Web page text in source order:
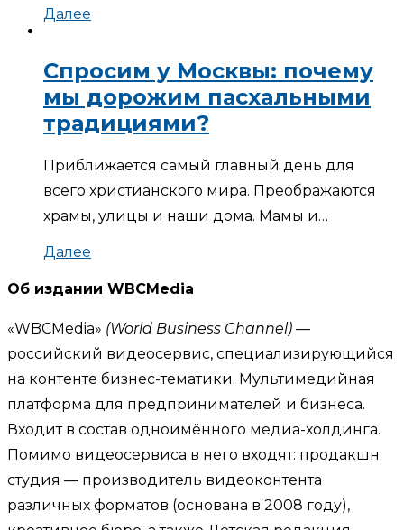
Далее
Спросим у Москвы: почему
мы дорожим пасхальными
традициями?
Приближается самый главный день для
всего христианского мира. Преображаются
храмы, улицы и наши дома. Мамы и…
Далее
Об издании WBCMedia
«WBCMedia» (World Business Channel) —
российский видеосервис, специализирующийся
на контенте бизнес-тематики. Мультимедийная
платформа для предпринимателей и бизнеса.
Входит в состав одноимённого медиа-холдинга.
Помимо видеосервиса в него входят: продакшн
студия — производитель видеоконтента
различных форматов (основана в 2008 году),